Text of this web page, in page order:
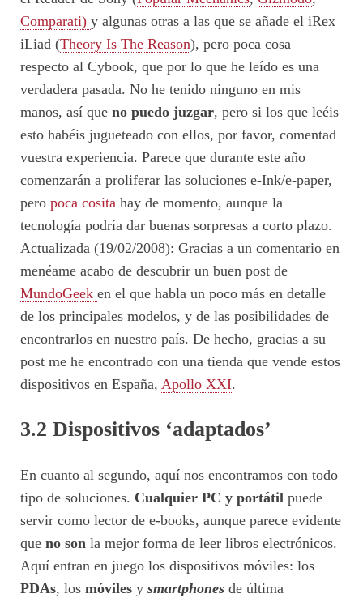
Comparati) y algunas otras a las que se añade el iRex
iLiad (Theory Is The Reason), pero poca cosa
respecto al Cybook, que por lo que he leído es una
verdadera pasada. No he tenido ninguno en mis
manos, así que no puedo juzgar, pero si los que leéis
esto habéis jugueteado con ellos, por favor, comentad
vuestra experiencia. Parece que durante este año
comenzarán a proliferar las soluciones e-Ink/e-paper,
pero poca cosita hay de momento, aunque la
tecnología podría dar buenas sorpresas a corto plazo.
Actualizada (19/02/2008): Gracias a un comentario en
menéame acabo de descubrir un buen post de
MundoGeek en el que habla un poco más en detalle
de los principales modelos, y de las posibilidades de
encontrarlos en nuestro país. De hecho, gracias a su
post me he encontrado con una tienda que vende estos
dispositivos en España, Apollo XXI.
3.2 Dispositivos ‘adaptados’
En cuanto al segundo, aquí nos encontramos con todo
tipo de soluciones. Cualquier PC y portátil puede
servir como lector de e-books, aunque parece evidente
que no son la mejor forma de leer libros electrónicos.
Aquí entran en juego los dispositivos móviles: los
PDAs, los móviles y smartphones de última